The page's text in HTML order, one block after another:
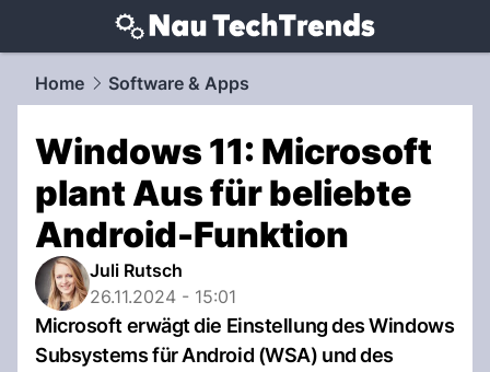
techtrends.NAU.ch
Home Software & Apps
Windows 11: Microsoft
plant Aus für beliebte
Android-Funktion
Juli Rutsch
26.11.2024 - 15:01
Microsoft erwägt die Einstellung des Windows
Subsystems für Android (WSA) und des